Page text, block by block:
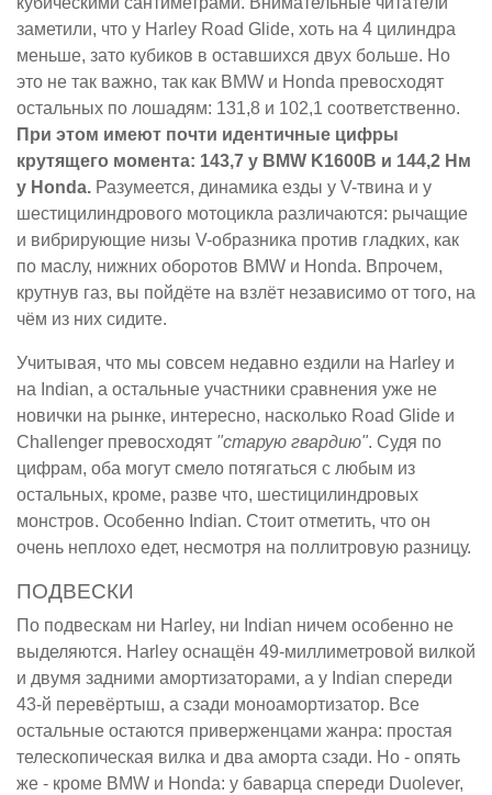
заметили, что у Harley Road Glide, хоть на 4 цилиндра
меньше, зато кубиков в оставшихся двух больше. Но
это не так важно, так как BMW и Honda превосходят
остальных по лошадям: 131,8 и 102,1 соответственно.
При этом имеют почти идентичные цифры
крутящего момента: 143,7 у BMW K1600B и 144,2 Нм
у Honda. Разумеется, динамика езды у V-твина и у
шестицилиндрового мотоцикла различаются: рычащие
и вибрирующие низы V-образника против гладких, как
по маслу, нижних оборотов BMW и Honda. Впрочем,
крутнув газ, вы пойдёте на взлёт независимо от того, на
чём из них сидите.
Учитывая, что мы совсем недавно ездили на Harley и
на Indian, а остальные участники сравнения уже не
новички на рынке, интересно, насколько Road Glide и
Challenger превосходят "старую гвардию". Судя по
цифрам, оба могут смело потягаться с любым из
остальных, кроме, разве что, шестицилиндровых
монстров. Особенно Indian. Стоит отметить, что он
очень неплохо едет, несмотря на поллитровую разницу.
ПОДВЕСКИ
По подвескам ни Harley, ни Indian ничем особенно не
выделяются. Harley оснащён 49-миллиметровой вилкой
и двумя задними амортизаторами, а у Indian спереди
43-й перевёртыш, а сзади моноамортизатор. Все
остальные остаются приверженцами жанра: простая
телескопическая вилка и два аморта сзади. Но - опять
же - кроме BMW и Honda: у баварца спереди Duolever,